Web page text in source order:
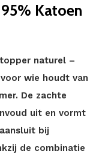
Katoen
naturel –
wie houdt van
De zachte
uit en vormt
bij
de combinatie